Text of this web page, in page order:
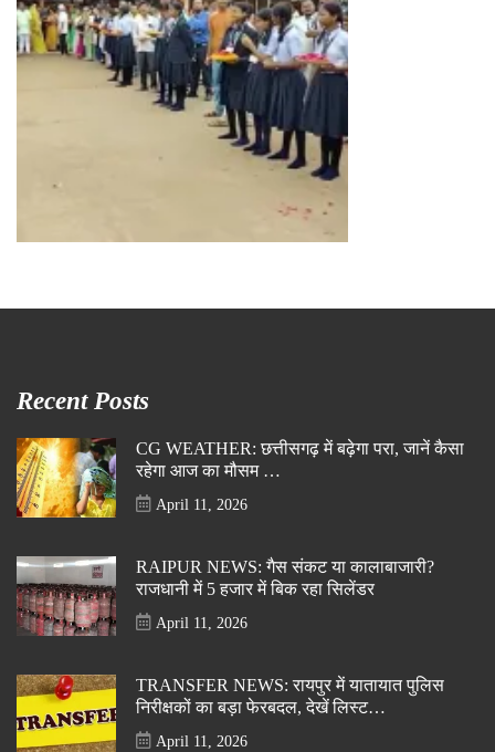
Recent Posts
CG WEATHER: छत्तीसगढ़ में बढ़ेगा परा, जानें कैसा
रहेगा आज का मौसम …
April 11, 2026
RAIPUR NEWS: गैस संकट या कालाबाजारी?
राजधानी में 5 हजार में बिक रहा सिलेंडर
April 11, 2026
TRANSFER NEWS: रायपुर में यातायात पुलिस
निरीक्षकों का बड़ा फेरबदल, देखें लिस्ट…
April 11, 2026